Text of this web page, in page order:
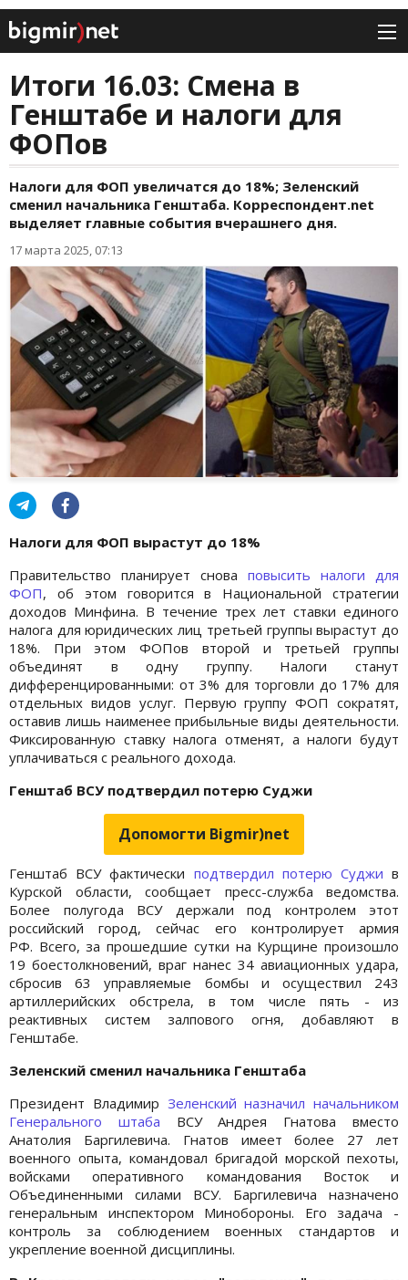
Итоги 16.03: Смена в
Генштабе и налоги для
ФОПов
Налоги для ФОП увеличатся до 18%; Зеленский
сменил начальника Генштаба. Корреспондент.net
выделяет главные события вчерашнего дня.
17 марта 2025, 07:13
Налоги для ФОП вырастут до 18%
Правительство планирует снова повысить налоги для
ФОП, об этом говорится в Национальной стратегии
доходов Минфина. В течение трех лет ставки единого
налога для юридических лиц третьей группы вырастут до
18%. При этом ФОПов второй и третьей группы
объединят в одну группу. Налоги станут
дифференцированными: от 3% для торговли до 17% для
отдельных видов услуг. Первую группу ФОП сократят,
оставив лишь наименее прибыльные виды деятельности.
Фиксированную ставку налога отменят, а налоги будут
уплачиваться с реального дохода.
Генштаб ВСУ подтвердил потерю Суджи
Допомогти Bigmir)net
Генштаб ВСУ фактически подтвердил потерю Суджи в
Курской области, сообщает пресс-служба ведомства.
Более полугода ВСУ держали под контролем этот
российский город, сейчас его контролирует армия
РФ. Всего, за прошедшие сутки на Курщине произошло
19 боестолкновений, враг нанес 34 авиационных удара,
сбросив 63 управляемые бомбы и осуществил 243
артиллерийских обстрела, в том числе пять - из
реактивных систем залпового огня, добавляют в
Генштабе.
Зеленский сменил начальника Генштаба
Президент Владимир Зеленский назначил начальником
Генерального штаба ВСУ Андрея Гнатова вместо
Анатолия Баргилевича. Гнатов имеет более 27 лет
военного опыта, командовал бригадой морской пехоты,
войсками оперативного командования Восток и
Объединенными силами ВСУ. Баргилевича назначено
генеральным инспектором Минобороны. Его задача -
контроль за соблюдением военных стандартов и
укрепление военной дисциплины.